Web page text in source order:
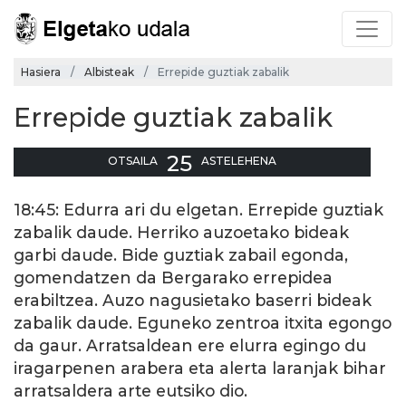
Hasiera Albisteak Errepide guztiak zabalik
Errepide guztiak zabalik
OTSAILA 25 ASTELEHENA
18:45: Edurra ari du elgetan. Errepide guztiak
zabalik daude. Herriko auzoetako bideak
garbi daude. Bide guztiak zabail egonda,
gomendatzen da Bergarako errepidea
erabiltzea. Auzo nagusietako baserri bideak
zabalik daude. Eguneko zentroa itxita egongo
da gaur. Arratsaldean ere elurra egingo du
iragarpenen arabera eta alerta laranjak bihar
arratsaldera arte eutsiko dio.